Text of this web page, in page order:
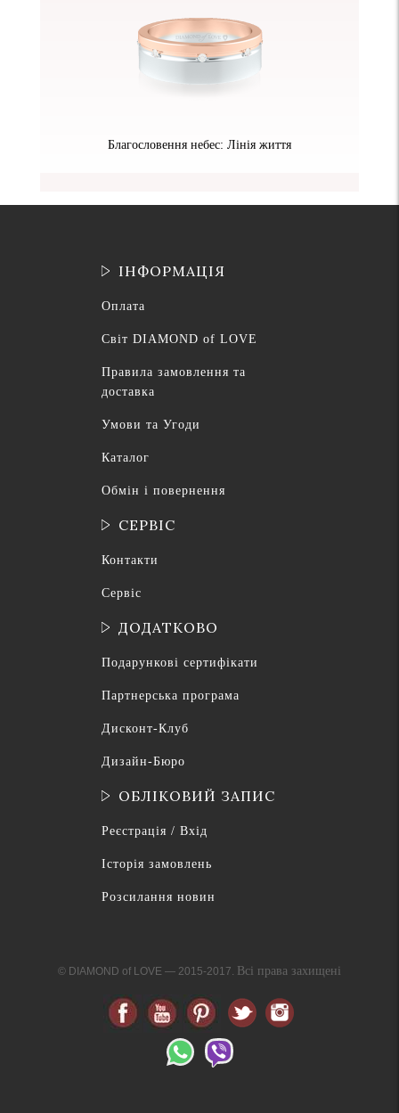
Благословення небес: Лінія життя
ІНФОРМАЦІЯ
Оплата
Світ DIAMOND of LOVE
Правила замовлення та
доставка
Умови та Угоди
Каталог
Обмін і повернення
СЕРВІС
Контакти
Сервіс
ДОДАТКОВО
Подарункові сертифікати
Партнерська програма
Дисконт-Клуб
Дизайн-Бюро
ОБЛІКОВИЙ ЗАПИС
Реєстрація / Вхід
Історія замовлень
Розсилання новин
© DIAMOND of LOVE — 2015-2017. Всі права захищені